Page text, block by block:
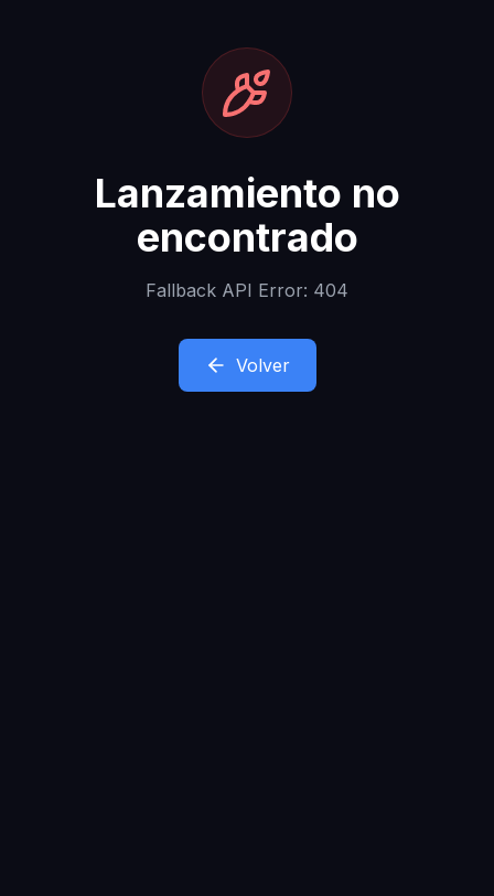
Lanzamiento no
encontrado
Fallback API Error: 404
Volver